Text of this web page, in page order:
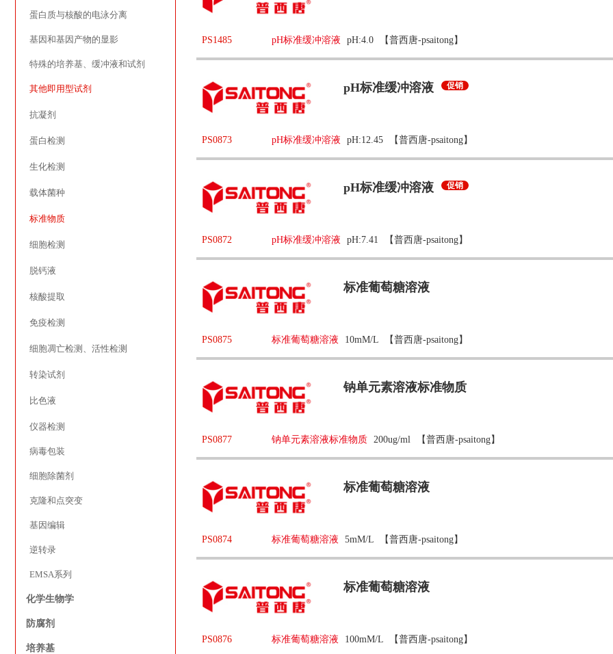
蛋白质与核酸的电泳分离
基因和基因产物的显影
特殊的培养基、缓冲液和试剂
其他即用型试剂
抗凝剂
蛋白检测
生化检测
载体菌种
标准物质
细胞检测
脱钙液
核酸提取
免疫检测
细胞凋亡检测、活性检测
转染试剂
比色液
仪器检测
病毒包装
细胞除菌剂
克隆和点突变
基因编辑
逆转录
EMSA系列
化学生物学
防腐剂
培养基
PS1485 pH标准缓冲溶液 pH:4.0 【普西唐-psaitong】
pH标准缓冲溶液 促销
PS0873 pH标准缓冲溶液 pH:12.45 【普西唐-psaitong】
pH标准缓冲溶液 促销
PS0872 pH标准缓冲溶液 pH:7.41 【普西唐-psaitong】
标准葡萄糖溶液
PS0875 标准葡萄糖溶液 10mM/L 【普西唐-psaitong】
钠单元素溶液标准物质
PS0877 钠单元素溶液标准物质 200ug/ml 【普西唐-psaitong】
标准葡萄糖溶液
PS0874 标准葡萄糖溶液 5mM/L 【普西唐-psaitong】
标准葡萄糖溶液
PS0876 标准葡萄糖溶液 100mM/L 【普西唐-psaitong】